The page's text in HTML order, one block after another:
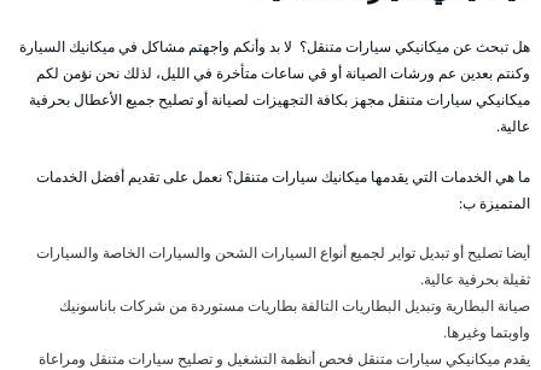
هل تبحث عن ميكانيكي سيارات متنقل؟ لا بد وأنكم واجهتم مشاكل في ميكانيك السيارة
وكنتم بعدين عم ورشات الصيانة أو قي ساعات متأخرة في الليل، لذلك نحن نؤمن لكم
ميكانيكي سيارات متنقل مجهز بكافة التجهيزات لصيانة أو تصليح جميع الأعطال بحرفية
عالية.
ما هي الخدمات التي يقدمها ميكانيك سيارات متنقل؟ نعمل على تقديم أفضل الخدمات
المتميزة ب:
أيضا تصليح أو تبديل تواير لجميع أنواع السيارات الشحن والسيارات الخاصة والسيارات
ثقيلة بحرفية عالية.
صيانة البطارية وتبديل البطاريات التالفة بطاريات مستوردة من شركات باناسونيك
واوبتما وغيرها.
يقدم ميكانيكي سيارات متنقل فحص أنظمة التشغيل و تصليح سيارات متنقل ومراعاة